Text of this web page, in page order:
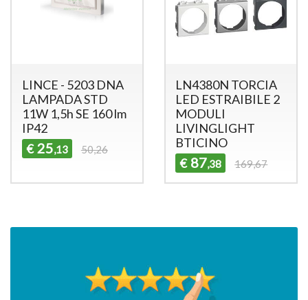
LINCE - 5203 DNA
LAMPADA STD
11W 1,5h SE 160 lm
IP42
€ 25,13 50,26
LN4380N TORCIA
LED ESTRAIBILE 2
MODULI
LIVINGLIGHT
BTICINO
€ 87,38 169,67